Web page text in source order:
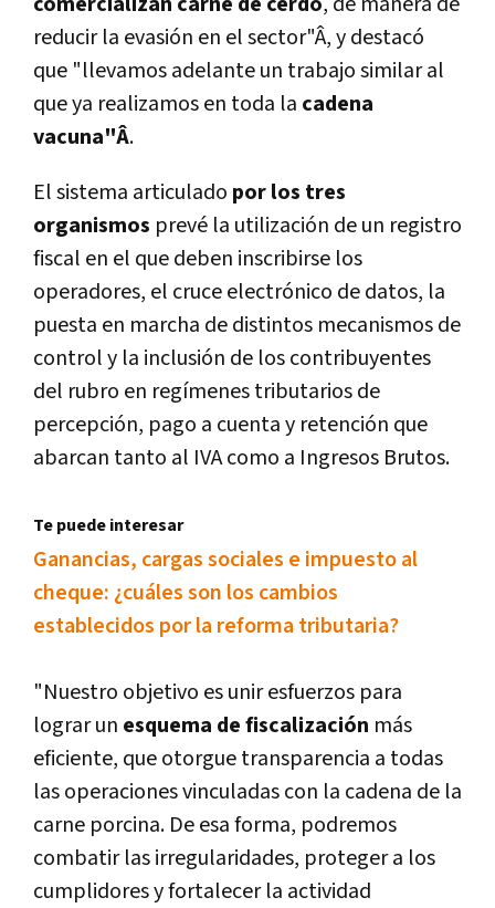
reducir la evasión en el sector"Â, y destacó
que "llevamos adelante un trabajo similar al
que ya realizamos en toda la cadena
vacuna"Â.
El sistema articulado por los tres
organismos prevé la utilización de un registro
fiscal en el que deben inscribirse los
operadores, el cruce electrónico de datos, la
puesta en marcha de distintos mecanismos de
control y la inclusión de los contribuyentes
del rubro en regí­menes tributarios de
percepción, pago a cuenta y retención que
abarcan tanto al IVA como a Ingresos Brutos.
Te puede interesar
Ganancias, cargas sociales e impuesto al
cheque: ¿cuáles son los cambios
establecidos por la reforma tributaria?
"Nuestro objetivo es unir esfuerzos para
lograr un esquema de fiscalización más
eficiente, que otorgue transparencia a todas
las operaciones vinculadas con la cadena de la
carne porcina. De esa forma, podremos
combatir las irregularidades, proteger a los
cumplidores y fortalecer la actividad